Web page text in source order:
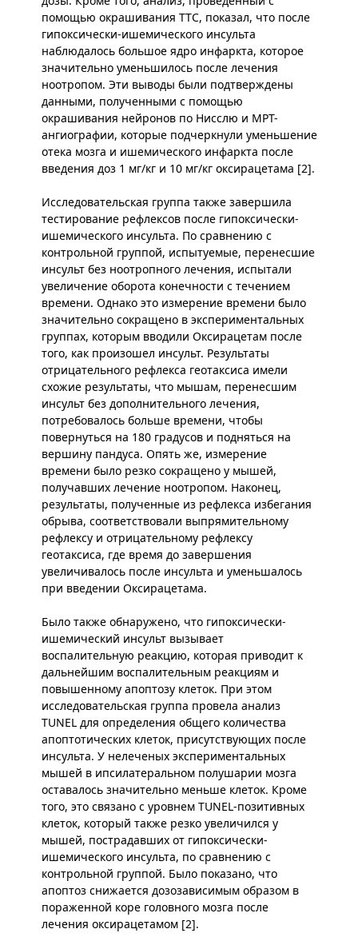
помощью окрашивания TTC, показал, что после
гипоксически-ишемического инсульта
наблюдалось большое ядро инфаркта, которое
значительно уменьшилось после лечения
ноотропом. Эти выводы были подтверждены
данными, полученными с помощью
окрашивания нейронов по Нисслю и МРТ-
ангиографии, которые подчеркнули уменьшение
отека мозга и ишемического инфаркта после
введения доз 1 мг/кг и 10 мг/кг оксирацетама [2].
Исследовательская группа также завершила
тестирование рефлексов после гипоксически-
ишемического инсульта. По сравнению с
контрольной группой, испытуемые, перенесшие
инсульт без ноотропного лечения, испытали
увеличение оборота конечности с течением
времени. Однако это измерение времени было
значительно сокращено в экспериментальных
группах, которым вводили Оксирацетам после
того, как произошел инсульт. Результаты
отрицательного рефлекса геотаксиса имели
схожие результаты, что мышам, перенесшим
инсульт без дополнительного лечения,
потребовалось больше времени, чтобы
повернуться на 180 градусов и подняться на
вершину пандуса. Опять же, измерение
времени было резко сокращено у мышей,
получавших лечение ноотропом. Наконец,
результаты, полученные из рефлекса избегания
обрыва, соответствовали выпрямительному
рефлексу и отрицательному рефлексу
геотаксиса, где время до завершения
увеличивалось после инсульта и уменьшалось
при введении Оксирацетама.
Было также обнаружено, что гипоксически-
ишемический инсульт вызывает
воспалительную реакцию, которая приводит к
дальнейшим воспалительным реакциям и
повышенному апоптозу клеток. При этом
исследовательская группа провела анализ
TUNEL для определения общего количества
апоптотических клеток, присутствующих после
инсульта. У нелеченых экспериментальных
мышей в ипсилатеральном полушарии мозга
оставалось значительно меньше клеток. Кроме
того, это связано с уровнем TUNEL-позитивных
клеток, который также резко увеличился у
мышей, пострадавших от гипоксически-
ишемического инсульта, по сравнению с
контрольной группой. Было показано, что
апоптоз снижается дозозависимым образом в
пораженной коре головного мозга после
лечения оксирацетамом [2].